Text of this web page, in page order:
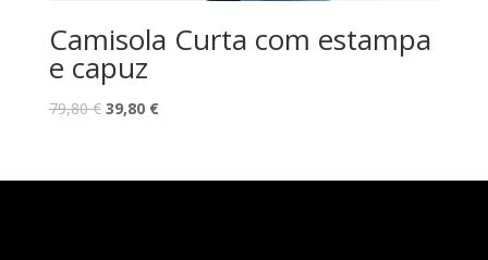
Camisola Curta com estampa
e capuz
79,80€ O
era:
39,80 €O
é: